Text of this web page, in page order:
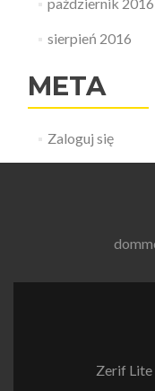
sierpień 2016
META
Zaloguj się
Zerif Lite